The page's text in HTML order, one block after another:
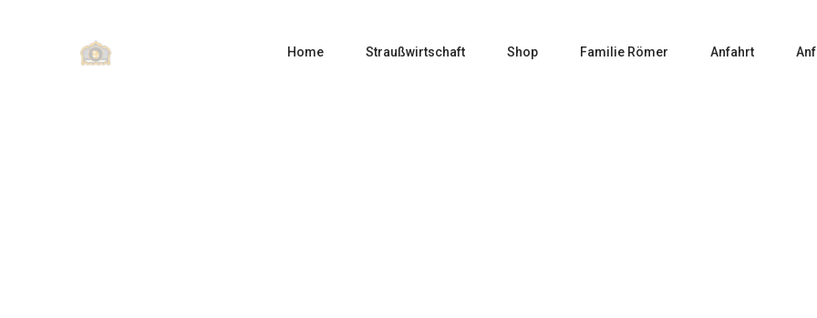
Home Straußwirtschaft Shop Familie Römer Anfahrt